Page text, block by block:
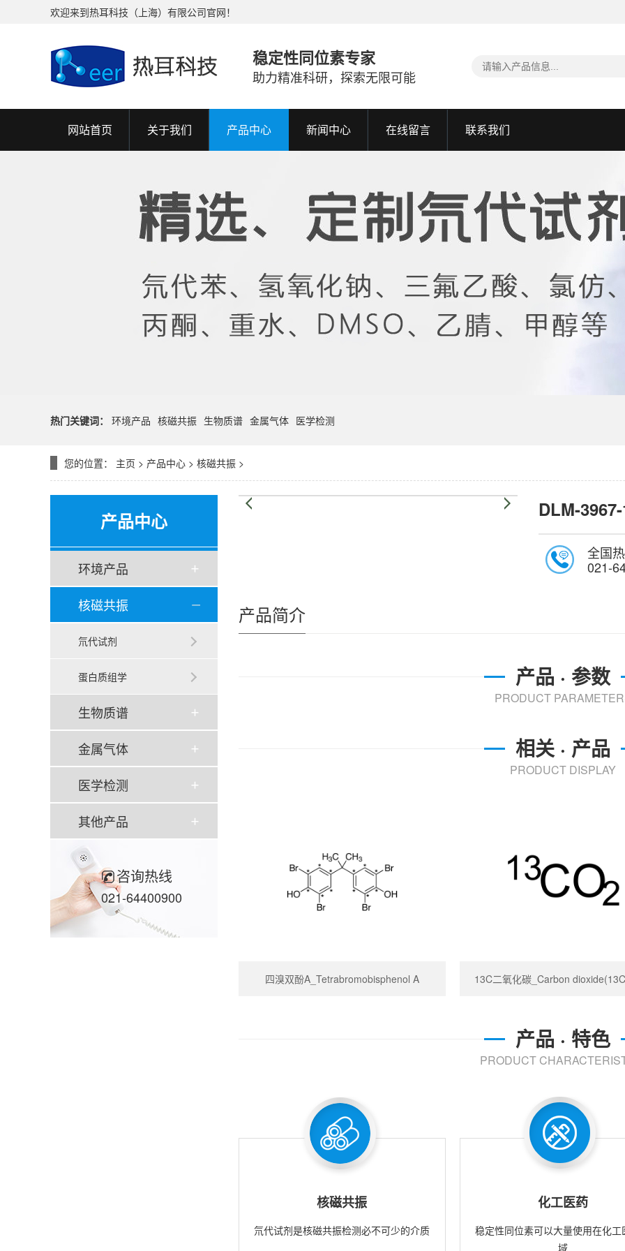
欢迎来到热耳科技（上海）有限公司官网！
稳定性同位素专家
助力精准科研，探索无限可能
网站首页 关于我们 产品中心 新闻中心 在线留言 联系我们
热门关键词： 环境产品 核磁共振 生物质谱 金属气体 医学检测
您的位置： 主页 > 产品中心 > 核磁共振 >
产品中心
环境产品
核磁共振
氘代试剂
蛋白质组学
生物质谱
金属气体
医学检测
其他产品
咨询热线
021-64400900
DLM-
全国
021-
产品简介
产品 · 参数
PRODUCT
相关 · 产品
PRODUCT DISPLAY
四溴双酚A_Tetrabromobisphenol A 13C二氧化碳_Carbon
产品 · 特色
PRODUCT
核磁共振
氘代试剂是核磁共振检测必不可少的介质
化工医药
稳定性同位素可以大量使用在化工
域